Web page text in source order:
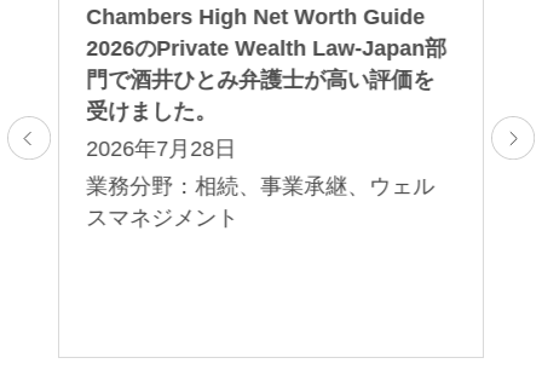
Chambers High Net Worth Guide
2026のPrivate Wealth Law-Japan部
門で酒井ひとみ弁護士が高い評価を
受けました。
2026年7月28日
業務分野：相続、事業承継、ウェル
スマネジメント
受